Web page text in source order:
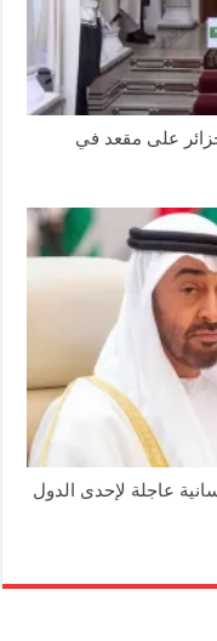
على مقعد في
عاجلة لإحدى الدول